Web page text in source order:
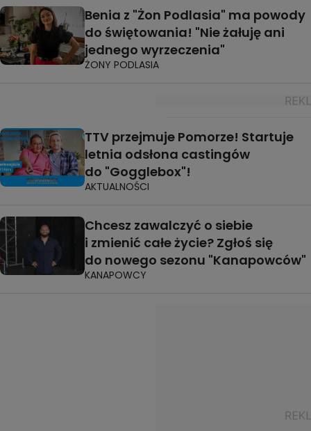
Benia z "Żon Podlasia" ma powody
do świętowania! "Nie żałuję ani
jednego wyrzeczenia"
ŻONY PODLASIA
TTV przejmuje Pomorze! Startuje
letnia odsłona castingów
do "Gogglebox"!
AKTUALNOŚCI
Chcesz zawalczyć o siebie
i zmienić całe życie? Zgłoś się
do nowego sezonu "Kanapowców"
KANAPOWCY